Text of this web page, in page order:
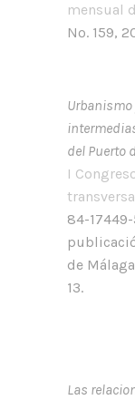
mensual
Nº. 159,
del Puerto
I
84-
de
13.
Las